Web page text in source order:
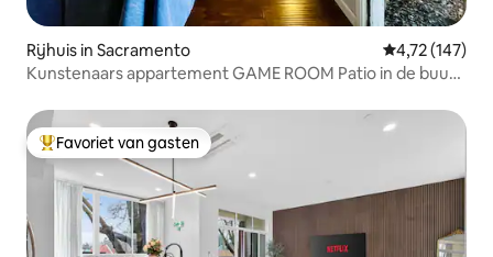
Rijhuis in Sacramento Gemiddelde
4,72 (147)
Kunstenaars appartement GAME ROOM Patio in de buurt
Topfavoriet van gasten
Favoriet van gasten